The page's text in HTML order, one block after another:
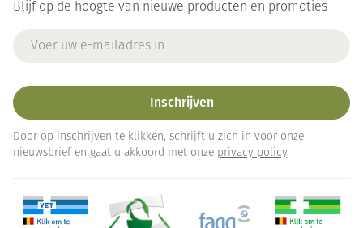
Blijf op de hoogte van nieuwe producten en promoties
Inschrijven
Door op inschrijven te klikken, schrijft u zich in voor onze
nieuwsbrief en gaat u akkoord met onze privacy policy.